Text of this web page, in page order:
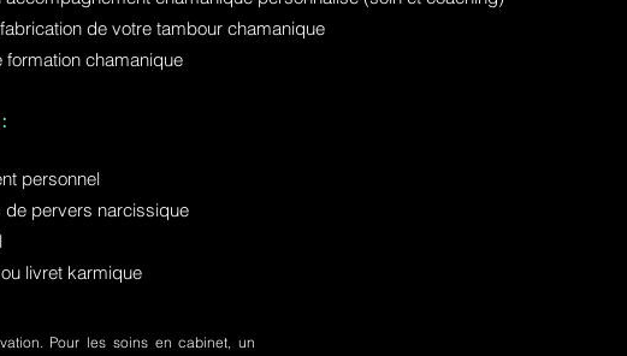
de votre tambour chamanique
chamanique
personnel
pervers narcissique
livret karmique
Pour les soins en cabinet, un